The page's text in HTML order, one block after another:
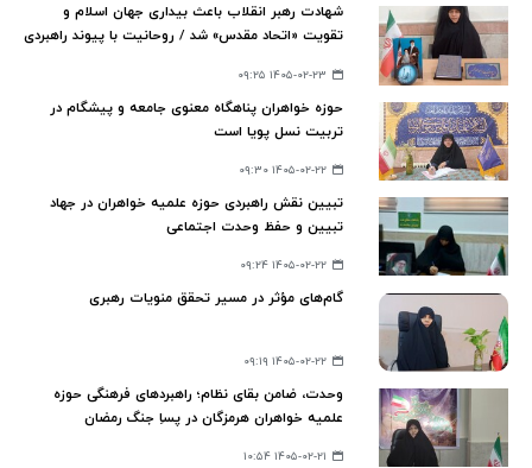
شهادت رهبر انقلاب باعث بیداری جهان اسلام و
تقویت «اتحاد مقدس» شد / روحانیت با پیوند راهبردی
۱۴۰۵-۰۲-۲۳ ۰۹:۲۵
حوزه خواهران پناهگاه معنوی جامعه و پیشگام در
تربیت نسل پویا است
۱۴۰۵-۰۲-۲۲ ۰۹:۳۰
تبیین نقش راهبردی حوزه علمیه خواهران در جهاد
تبیین و حفظ وحدت اجتماعی
۱۴۰۵-۰۲-۲۲ ۰۹:۲۴
گام‌های مؤثر در مسیر تحقق منویات رهبری
۱۴۰۵-۰۲-۲۲ ۰۹:۱۹
وحدت، ضامن بقای نظام؛ راهبردهای فرهنگی حوزه
علمیه خواهران هرمزگان در پساِ جنگ رمضان
۱۴۰۵-۰۲-۲۱ ۱۰:۵۴